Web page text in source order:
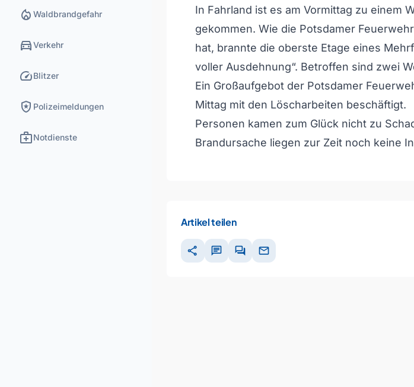
local_fire_department Waldbrandgefahr
directions_carVerkehr
speedBlitzer
local_police Polizeimeldungen
medical_servicesNotdienste
In Fahrland ist es am Vormittag zu einem
gekommen. Wie die Potsdamer
hat, brannte die oberste Etage eines
voller Ausdehnung“. Betroffen sind zwei
Ein Großaufgebot der Potsdamer
Mittag mit den Löscharbeiten beschäftigt.
Personen kamen zum Glück nicht zu
Brandursache liegen zur Zeit noch keine
Artikel teilen
share chat forum mail